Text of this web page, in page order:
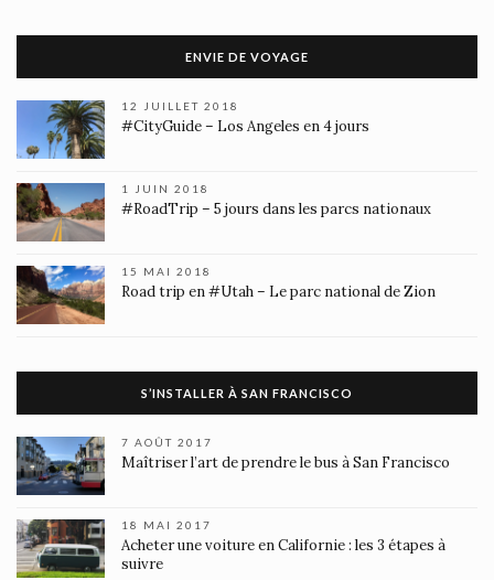
ENVIE DE VOYAGE
12 JUILLET 2018
#CityGuide – Los Angeles en 4 jours
1 JUIN 2018
#RoadTrip – 5 jours dans les parcs nationaux
15 MAI 2018
Road trip en #Utah – Le parc national de Zion
S’INSTALLER À SAN FRANCISCO
7 AOÛT 2017
Maîtriser l’art de prendre le bus à San Francisco
18 MAI 2017
Acheter une voiture en Californie : les 3 étapes à
suivre